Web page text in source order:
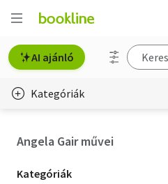
AI ajánló
Kategóriák
Angela Gair művei
Kategória
Kategóriák